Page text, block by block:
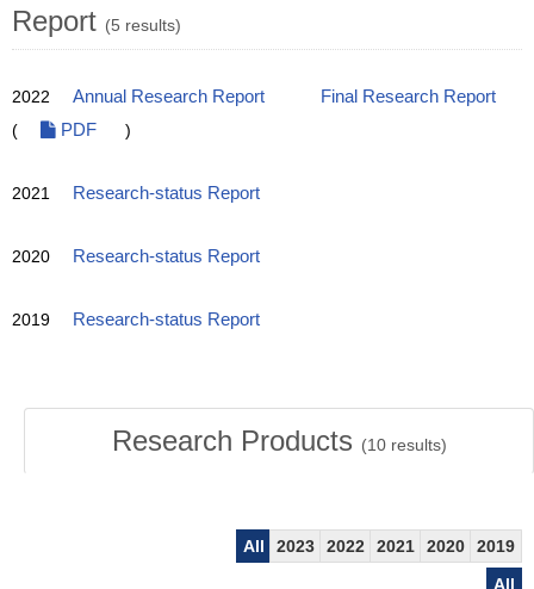
Report (5 results)
2022 Annual Research Report
Final Research Report
(
PDF )
2021 Research-status Report
2020 Research-status Report
2019 Research-status Report
Research Products (10results)
All 2023 2022 2021 2020
2019
All